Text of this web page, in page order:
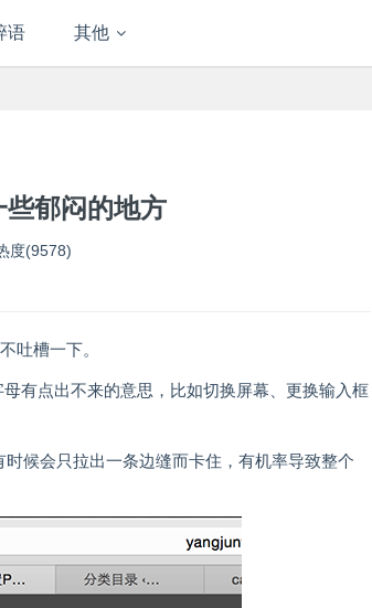
语 其他
郁闷的地方
度(9578)
吐槽一下。
有点出不来的意思，比如切换屏幕、更换输入框
候会只拉出一条边缝而卡住，有机率导致整个